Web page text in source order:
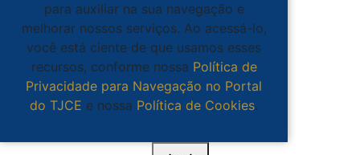
para auxiliar na sua navegação e
melhorar nossos serviços. Ao acessá-lo,
você está ciente de que usamos esses
recursos, conforme nossa Política de
Privacidade para Navegação no Portal
do TJCE e nossa Política de Cookies.